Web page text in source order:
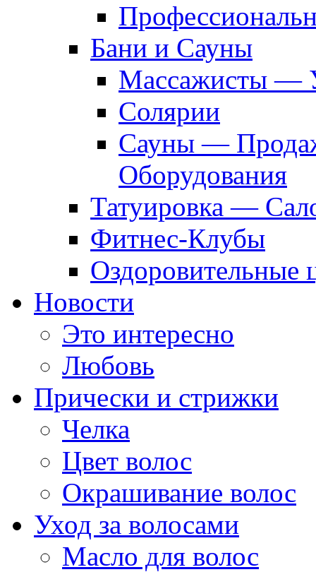
Бани и Сауны
Массажисты —
Солярии
Сауны —
Оборудования
Татуировка —
Фитнес-Клубы
Оздоровительные
Новости
Это интересно
Любовь
Прически и стрижки
Челка
Цвет волос
Окрашивание волос
Уход за волосами
Масло для волос